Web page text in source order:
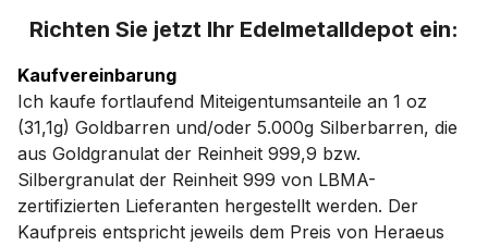
Richten Sie jetzt Ihr Edelmetalldepot ein:
Kaufvereinbarung
Ich kaufe fortlaufend Miteigentumsanteile an 1 oz
(31,1g) Goldbarren und/oder 5.000g Silberbarren, die
aus Goldgranulat der Reinheit 999,9 bzw.
Silbergranulat der Reinheit 999 von LBMA-
zertifizierten Lieferanten hergestellt werden. Der
Kaufpreis entspricht jeweils dem Preis von Heraeus